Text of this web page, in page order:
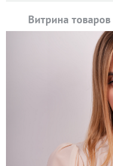
Витрина товаров